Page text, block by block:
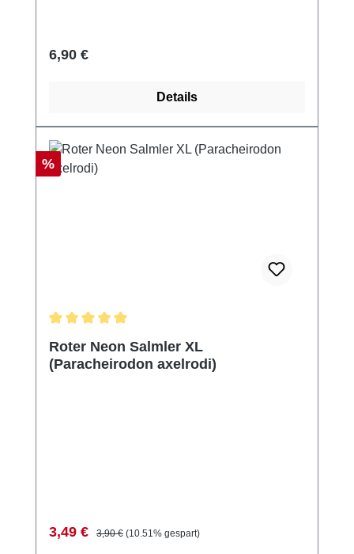
Regulärer Preis:
6,90 €
Details
Rabatt
%
Roter Neon Salmler XL
(Paracheirodon axelrodi)
Verkaufspreis:
3,49 € Regulärer Preis:
3,90 € (10.51% gespart)